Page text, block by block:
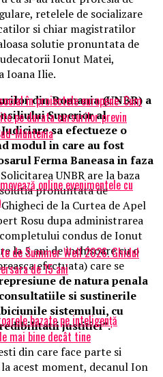
retelele de socializare
si chiar magistratilor
solutie pronuntata de
Ionut Matei,
Ioana Ilie.
din Romania (UNBR) a
Superior al
sa efectueze o
modul in care au fost
Ferma Baneasa in faza
Solicitarea UNBR are la baza
pronuntata de
de la Curtea de Apel
Rosu dupa administrarea
condus de Ionut
la 5 ani de inchisoare cu o
efectuata) care se
de natura penala
si sustinerile
sistemului, cu
justitiei”.
din care face parte si
acest moment, decanul Ion
în proiectele europene: Cum
pe durata cursurilor previn
Muntenia
online evenimentele cu
de Summer Well 2026. Ghidul
de 15 ani
bazate pe inteligență
mai bine decât tine